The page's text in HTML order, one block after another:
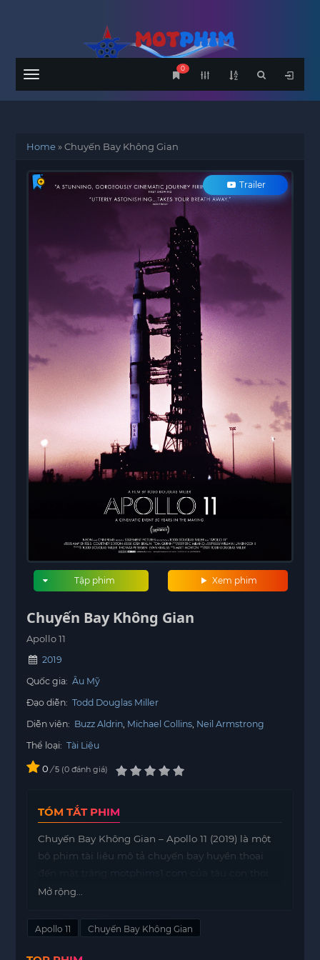
Menu
0
Home»Chuyến Bay Không Gian
Trailer
Xem phim
Tập phim
Chuyến Bay Không Gian
Apollo 11
2019
Quốc gia: Âu Mỹ
Đạo diễn: Todd Douglas Miller
Diễn viên: Buzz Aldrin Michael Collins Neil Armstrong
Thể loại: Tài Liệu
0 / 5 0 đánh giá
TÓM TẮT PHIM
Chuyến Bay Không Gian – Apollo 11 (2019) là một
bộ phim tài liệu mô tả chuyến bay huyền thoại
motphims1.com
Apollo 11.
trọng trong hành trình của tàu Apollo 11, với sự chỉ
Mở rộng...
Apollo 11 Chuyến Bay Không Gian